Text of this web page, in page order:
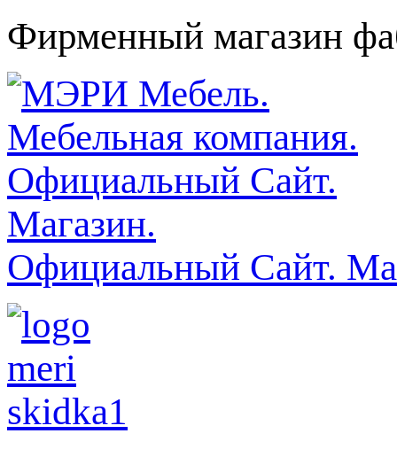
Фирменный магазин
Официальный Сайт.